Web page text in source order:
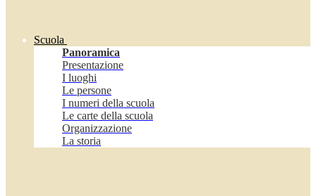
Scuola
Panoramica
Presentazione
I luoghi
Le persone
I numeri della scuola
Le carte della scuola
Organizzazione
La storia